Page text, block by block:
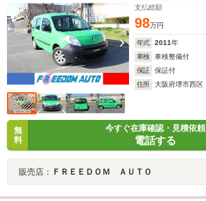
支払総額
98万円
年式 2011年
車検
車検整備付
保証
保証付
住所
大阪府堺市西区
無
料
今すぐ在庫確認・見積依頼
電話する
販売店： ＦＲＥＥＤＯＭ ＡＵＴＯ